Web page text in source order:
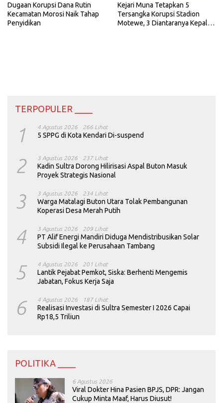
Dugaan Korupsi Dana Rutin
Kecamatan Morosi Naik Tahap
Penyidikan
Kejari Muna Tetapkan 5
Tersangka Korupsi Stadion
Motewe, 3 Diantaranya Kepala
TERPOPULER ____
1 4 Agustus 2026 266 Lihat
5 SPPG di Kota Kendari Di-suspend
2 3 Agustus 2026 237 Lihat
Kadin Sultra Dorong Hilirisasi Aspal Buton Masuk
Proyek Strategis Nasional
3 3 Agustus 2026 234 Lihat
Warga Matalagi Buton Utara Tolak Pembangunan
Koperasi Desa Merah Putih
4 3 Agustus 2026 209 Lihat
PT Alif Energi Mandiri Diduga Mendistribusikan Solar
Subsidi Ilegal ke Perusahaan Tambang
5 4 Agustus 2026 201 Lihat
Lantik Pejabat Pemkot, Siska: Berhenti Mengemis
Jabatan, Fokus Kerja Saja
6 4 Agustus 2026 187 Lihat
Realisasi Investasi di Sultra Semester I 2026 Capai
Rp18,5 Triliun
POLITIKA ____
6 Agustus 2026
Viral Dokter Hina Pasien BPJS, DPR: Jangan
Cukup Minta Maaf, Harus Diusut!